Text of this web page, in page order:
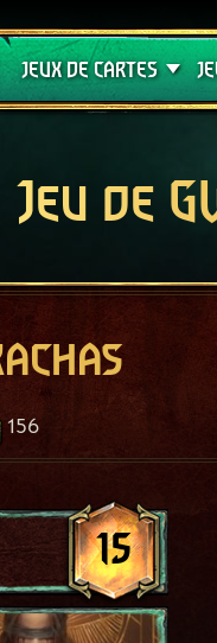
JEUX DE CARTES
Crimson Curse
Jeu de
156
15